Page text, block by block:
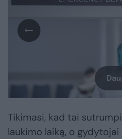
Tikimasi, kad tai
laukimo laiką, o